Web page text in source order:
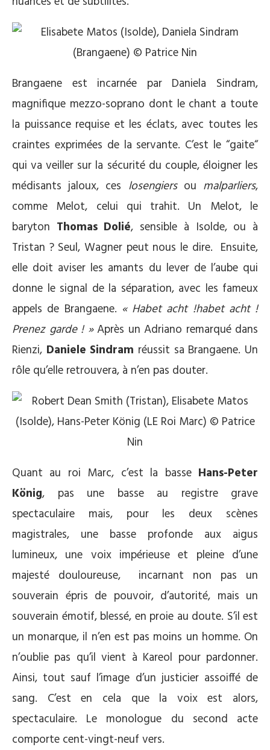
Brangaene est incarnée par Daniela Sindram,
magnifique mezzo-soprano dont le chant a toute
la puissance requise et les éclats, avec toutes les
craintes exprimées de la servante. C’est le “gaite“
qui va veiller sur la sécurité du couple, éloigner les
médisants jaloux, ces losengiersou malparliers,
comme Melot, celui qui trahit. Un Melot, le
baryton Thomas Dolié, sensible à Isolde, ou à
Tristan ? Seul, Wagner peut nous le dire. Ensuite,
elle doit aviser les amants du lever de l’aube qui
donne le signal de la séparation, avec les fameux
appels de Brangaene. « Habet acht !habet acht !
Prenez garde ! »Après un Adriano remarqué dans
Rienzi, Daniele Sindram réussit sa Brangaene. Un
rôle qu’elle retrouvera, à n’en pas douter.
Quant au roi Marc, c’est la basse Hans-Peter
König, pas une basse au registre grave
spectaculaire mais, pour les deux scènes
magistrales, une basse profonde aux aigus
lumineux, une voix impérieuse et pleine d’une
majesté douloureuse, incarnant non pas un
souverain épris de pouvoir, d’autorité, mais un
souverain émotif, blessé, en proie au doute. S’il est
un monarque, il n’en est pas moins un homme. On
n’oublie pas qu’il vient à Kareol pour pardonner.
Ainsi, tout sauf l’image d’un justicier assoiffé de
sang. C’est en cela que la voix est alors,
spectaculaire. Le monologue du second acte
comporte cent-vingt-neuf vers.